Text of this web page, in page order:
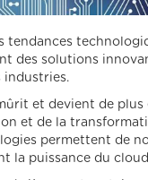
tendances
des solutions
industries.
et devient de
et de la
permettent de
la puissance du